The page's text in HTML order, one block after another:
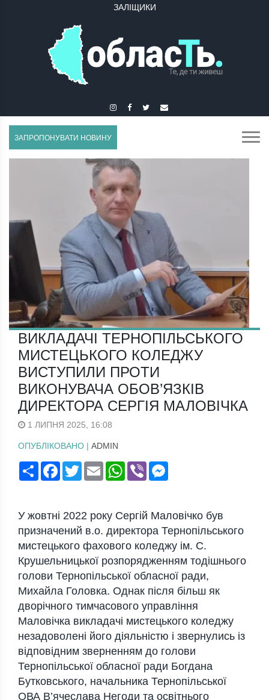
ЗАЛІЩИКИ
ЗАПРОПОНУВАТИ НОВИНУ
ВИКЛАДАЧІ ТЕРНОПІЛЬСЬКОГО
МИСТЕЦЬКОГО КОЛЕДЖУ
ВИСТУПИЛИ ПРОТИ
ВИКОНУВАЧА ОБОВ’ЯЗКІВ
ДИРЕКТОРА СЕРГІЯ МАЛОВІЧКА
1 ЛИПНЯ 2025, 16:08
ОПУБЛІКОВАНО | ADMIN
ПоширитиFacebook
TwitterEmail WhatsApp
Viber
У жовтні 2022 року Сергій Маловічко був
призначений в.о. директора Тернопільського
мистецького фахового коледжу ім. С.
Крушельницької розпорядженням тодішнього
голови Тернопільської обласної ради,
Михайла Головка. Однак після більш як
дворічного тимчасового управління
Маловічка викладачі мистецького коледжу
незадоволені його діяльністю і звернулись із
відповідним зверненням до голови
Тернопільської обласної ради Богдана
Бутковського, начальника Тернопільської
ОВА В’ячеслава Негоди та освітнього